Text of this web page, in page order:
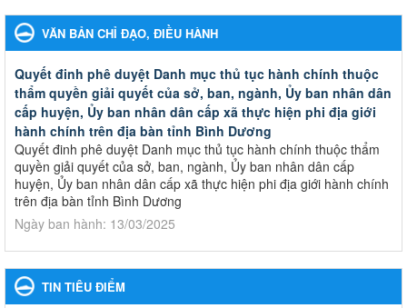
VĂN BẢN CHỈ ĐẠO, ĐIỀU HÀNH
Quyết đinh phê duyệt Danh mục thủ tục hành chính thuộc
thẩm quyền giải quyết của sở, ban, ngành, Ủy ban nhân dân
cấp huyện, Ủy ban nhân dân cấp xã thực hiện phi địa giới
hành chính trên địa bàn tỉnh Bình Dương
Quyết đinh phê duyệt Danh mục thủ tục hành chính thuộc thẩm
quyền giải quyết của sở, ban, ngành, Ủy ban nhân dân cấp
huyện, Ủy ban nhân dân cấp xã thực hiện phi địa giới hành chính
trên địa bàn tỉnh Bình Dương
Ngày ban hành: 13/03/2025
Kế hoạch Phổ biến, giáo dục pháp luật năm 2025 của ngành
Giáo dục và Đào tạo thành phố Bến Cát
Kế hoạch Phổ biến, giáo dục pháp luật năm 2025 của ngành
TIN TIÊU ĐIỂM